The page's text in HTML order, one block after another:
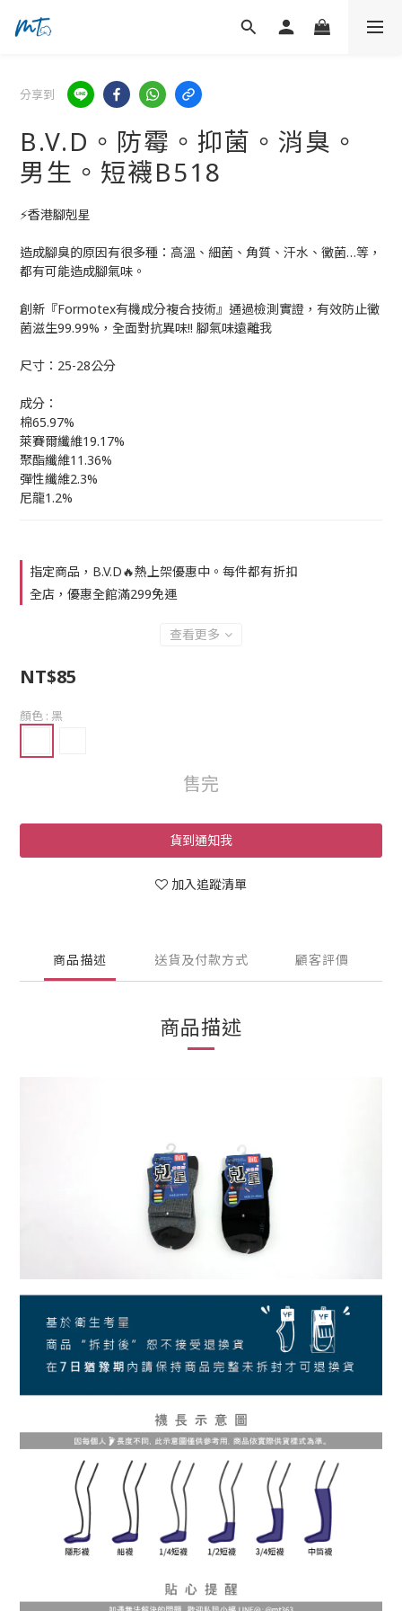
分享到
B.V.D。防霉。抑菌。消臭。
男生。短襪B518
⚡香港腳剋星
造成腳臭的原因有很多種：高溫、細菌、角質、汗水、黴菌…等，
都有可能造成腳氣味。
創新『Formotex有機成分複合技術』通過檢測實證，有效防止黴
菌滋生99.99%，全面對抗異味!! 腳氣味遠離我
尺寸：25-28公分
成分：
棉65.97%
萊賽爾纖維19.17%
聚酯纖維11.36%
彈性纖維2.3%
尼龍1.2%
指定商品，B.V.D🔥熱上架優惠中。每件都有折扣
全店，優惠全館滿299免運
查看更多
NT$85
顏色 : 黑
售完
貨到通知我
加入追蹤清單
商品描述 送貨及付款方式 顧客評價
商品描述